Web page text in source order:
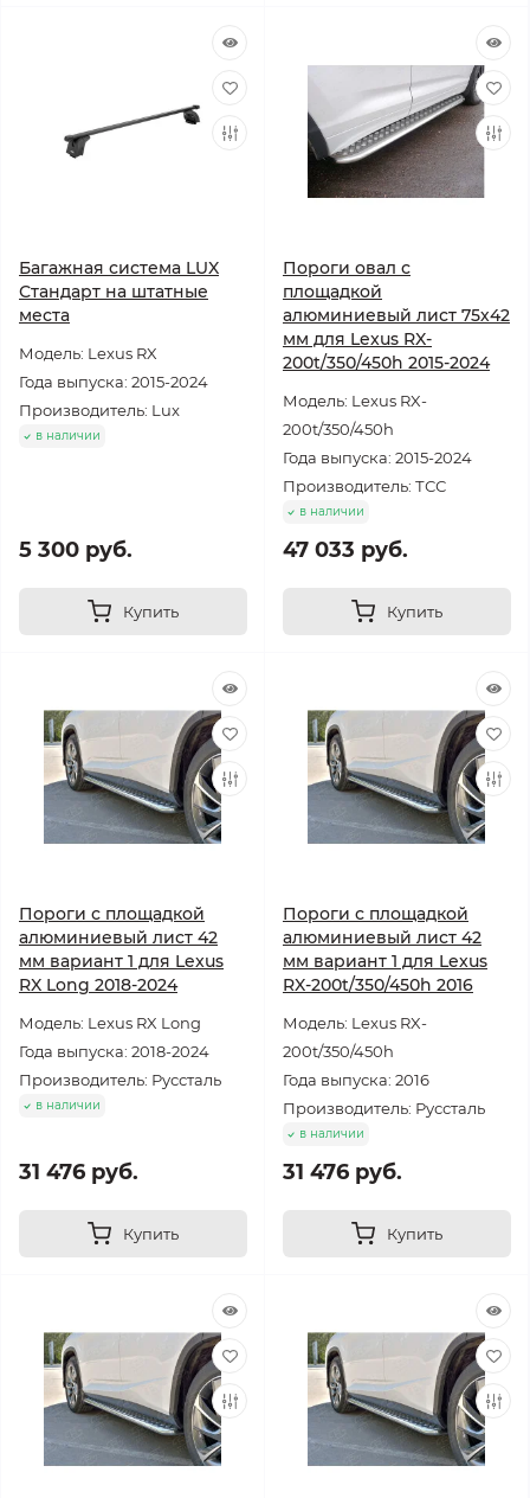
Багажная система LUX
Стандарт на штатные
места
Модель: Lexus RX
Года выпуска: 2015-2024
Производитель: Lux
в наличии
5 300 руб.
Купить
Пороги овал с
площадкой
алюминиевый лист 75х42
мм для Lexus RX-
200t/350/450h 2015-2024
Модель: Lexus RX-
200t/350/450h
Года выпуска: 2015-2024
Производитель: ТСС
в наличии
47 033 руб.
Купить
Пороги с площадкой
алюминиевый лист 42
мм вариант 1 для Lexus
RX Long 2018-2024
Модель: Lexus RX Long
Года выпуска: 2018-2024
Производитель: Руссталь
в наличии
31 476 руб.
Купить
Пороги с площадкой
алюминиевый лист 42
мм вариант 1 для Lexus
RX-200t/350/450h 2016
Модель: Lexus RX-
200t/350/450h
Года выпуска: 2016
Производитель: Руссталь
в наличии
31 476 руб.
Купить